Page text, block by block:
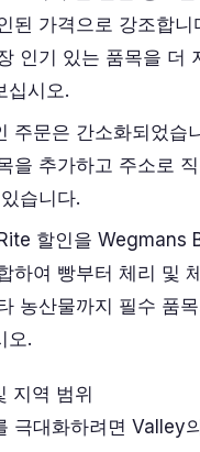
된 가격으로 강조합니
인기 있는 품목을 더
십시오.
주문은 간소화되었습
을 추가하고 주소로
습니다.
할인을 Wegmans
하여 빵부터 체리 및
농산물까지 필수 품
오.
지역 범위
극대화하려면 Valley